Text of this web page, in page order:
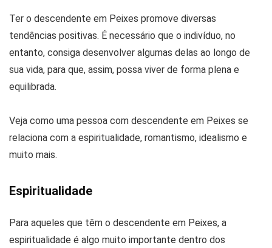
Ter o descendente em Peixes promove diversas
tendências positivas. É necessário que o indivíduo, no
entanto, consiga desenvolver algumas delas ao longo de
sua vida, para que, assim, possa viver de forma plena e
equilibrada.
Veja como uma pessoa com descendente em Peixes se
relaciona com a espiritualidade, romantismo, idealismo e
muito mais.
Espiritualidade
Para aqueles que têm o descendente em Peixes, a
espiritualidade é algo muito importante dentro dos